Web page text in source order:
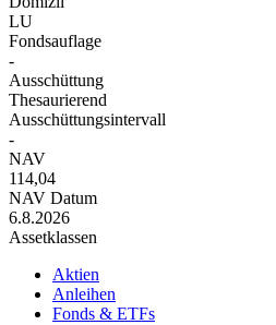
LU
Fondsauflage
-
Ausschüttung
Thesaurierend
Ausschüttungsintervall
-
NAV
114,04
NAV Datum
6.8.2026
Assetklassen
Aktien
Anleihen
Fonds & ETFs